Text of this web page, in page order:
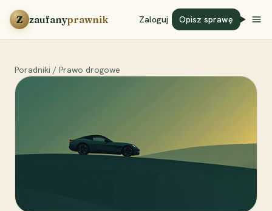
Przejdź do treści
Z zaufanyprawnik Zaloguj Opisz sprawę
Poradniki / Prawo drogowe